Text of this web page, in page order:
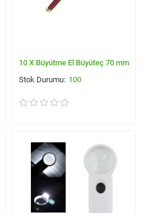
10 X Büyütme El Büyüteç 70 mm
100